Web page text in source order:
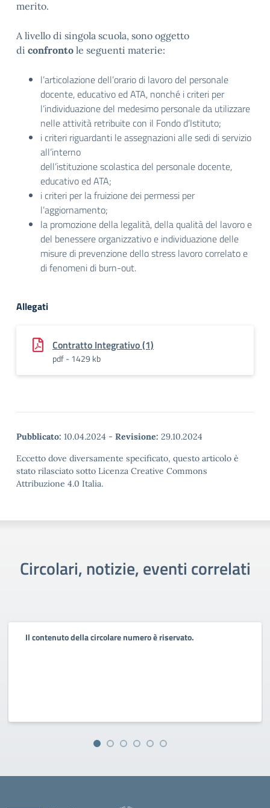
merito.
A livello di singola scuola, sono oggetto
di confronto le seguenti materie:
l’articolazione dell’orario di lavoro del personale
docente, educativo ed ATA, nonché i criteri per
l’individuazione del medesimo personale da utilizzare
nelle attività retribuite con il Fondo d’Istituto;
i criteri riguardanti le assegnazioni alle sedi di servizio
all’interno
dell’istituzione scolastica del personale docente,
educativo ed ATA;
i criteri per la fruizione dei permessi per
l’aggiornamento;
la promozione della legalità, della qualità del lavoro e
del benessere organizzativo e individuazione delle
misure di prevenzione dello stress lavoro correlato e
di fenomeni di burn-out.
Allegati
Contratto Integrativo (1)
pdf - 1429 kb
Pubblicato: 10.04.2024 - Revisione: 29.10.2024
Eccetto dove diversamente specificato, questo articolo è
stato rilasciato sotto Licenza Creative Commons
Attribuzione 4.0 Italia.
Circolari, notizie, eventi correlati
Il contenuto della circolare numero è riservato.